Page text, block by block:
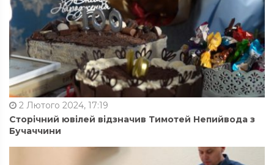
2 Лютого 2024, 17:19
Сторічний ювілей відзначив Тимотей Непийвода з
Бучаччини